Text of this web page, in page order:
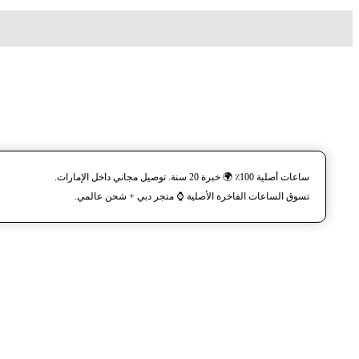
ساعات أصلية 100٪ 🌍 خبرة 20 سنة. توصيل مجاني داخل الإمارات.
تسوق الساعات الفاخرة الأصلية ⌚️ متجر دبي + شحن عالمي.